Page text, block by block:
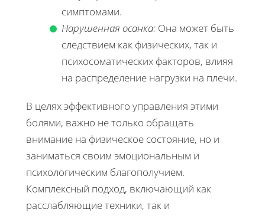
симптомами.
Нарушенная осанка: Она может быть
следствием как физических, так и
психосоматических факторов, влияя
на распределение нагрузки на плечи.
В целях эффективного управления этими
болями, важно не только обращать
внимание на физическое состояние, но и
заниматься своим эмоциональным и
психологическим благополучием.
Комплексный подход, включающий как
расслабляющие техники, так и